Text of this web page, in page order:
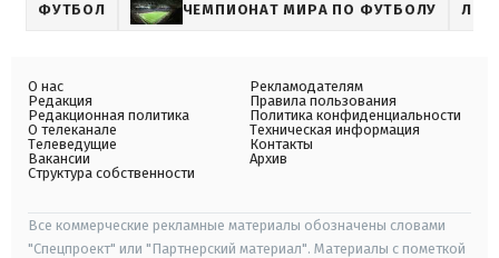
ФУТБОЛ ЧЕМПИОНАТ МИРА ПО ФУТБОЛУ
О нас
Редакция
Редакционная политика
О телеканале
Телеведущие
Вакансии
Структура собственности
Рекламодателям
Правила пользования
Политика конфиденциальности
Техническая информация
Контакты
Архив
Все коммерческие рекламные материалы обозначены словами
"Спецпроект" или "Партнерский материал". Материалы с пометкой